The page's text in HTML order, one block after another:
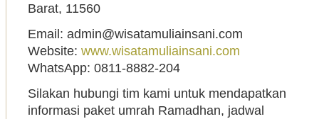
Barat, 11560
Email: admin@wisatamuliainsani.com
Website: www.wisatamuliainsani.com
WhatsApp: 0811-8882-204
Silakan hubungi tim kami untuk mendapatkan
informasi paket umrah Ramadhan, jadwal